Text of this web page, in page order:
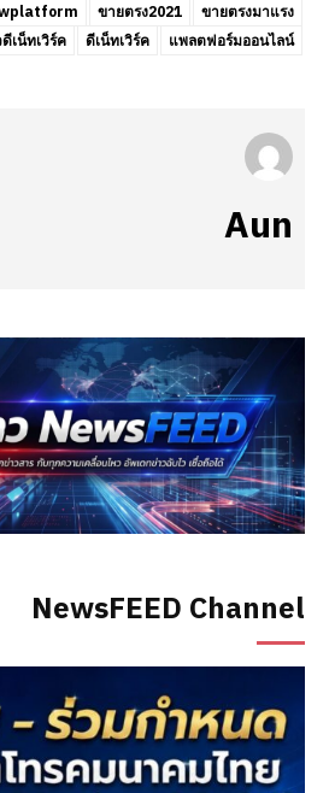
NewsFEED Channel
ขายตรง2021
ขายตรงมาแรง
เน็ทเวิร์ค ดีเน็ทเวิร์ค แพลตฟอร์มออนไลน์
Aun